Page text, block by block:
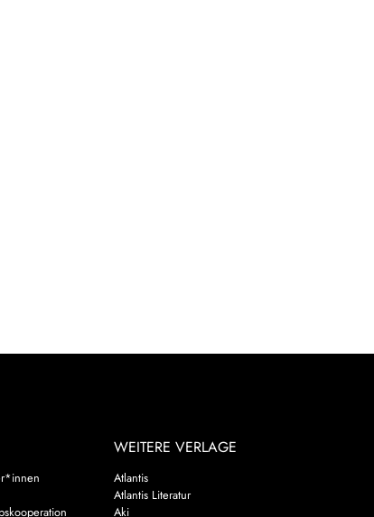
WEITERE VERLAGE
Atlantis
Atlantis Literatur
Aki